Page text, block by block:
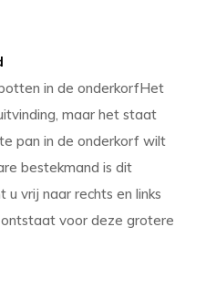
in de onderkorfHet
maar het staat
pan in de onderkorf wilt
bestekmand is dit
vrij naar rechts en links
voor deze grotere